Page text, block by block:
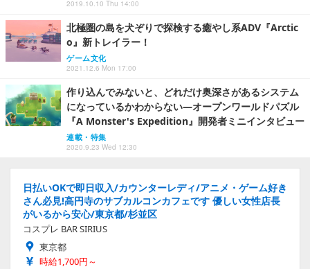
2019.10.10 Thu 14:00
北極圏の島を犬ぞりで探検する癒やし系ADV『Arctic
o』新トレイラー！
ゲーム文化
2021.12.6 Mon 17:00
作り込んでみないと、どれだけ奥深さがあるシステム
になっているかわからない―オープンワールドパズル
『A Monster's Expedition』開発者ミニインタビュー
連載・特集
2020.9.23 Wed 12:30
日払いOKで即日収入/カウンターレディ/アニメ・ゲーム好き
さん必見!高円寺のサブカルコンカフェです 優しい女性店長
がいるから安心/東京都/杉並区
コスプレ BAR SIRIUS
東京都
時給1,700円～